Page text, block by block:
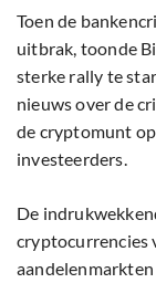
Toen de
uitbrak, toonde
sterke rally te
nieuws over de
de cryptomunt
investeerders.
De
cryptocurrencies